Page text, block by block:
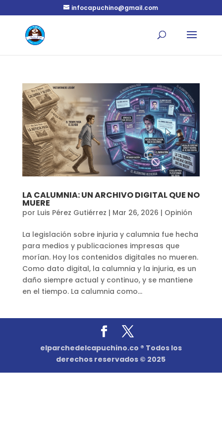
infocapuchino@gmail.com
LA CALUMNIA: UN ARCHIVO DIGITAL QUE NO
MUERE
por Luis Pérez Gutiérrez | Mar 26, 2026 | Opinión
La legislación sobre injuria y calumnia fue hecha
para medios y publicaciones impresas que
morían. Hoy los contenidos digitales no mueren.
Como dato digital, la calumnia y la injuria, es un
daño siempre actual y continuo, y se mantiene
en el tiempo. La calumnia como...
elparchedelcapuchino.co ® Todos los
derechos reservados © 2025